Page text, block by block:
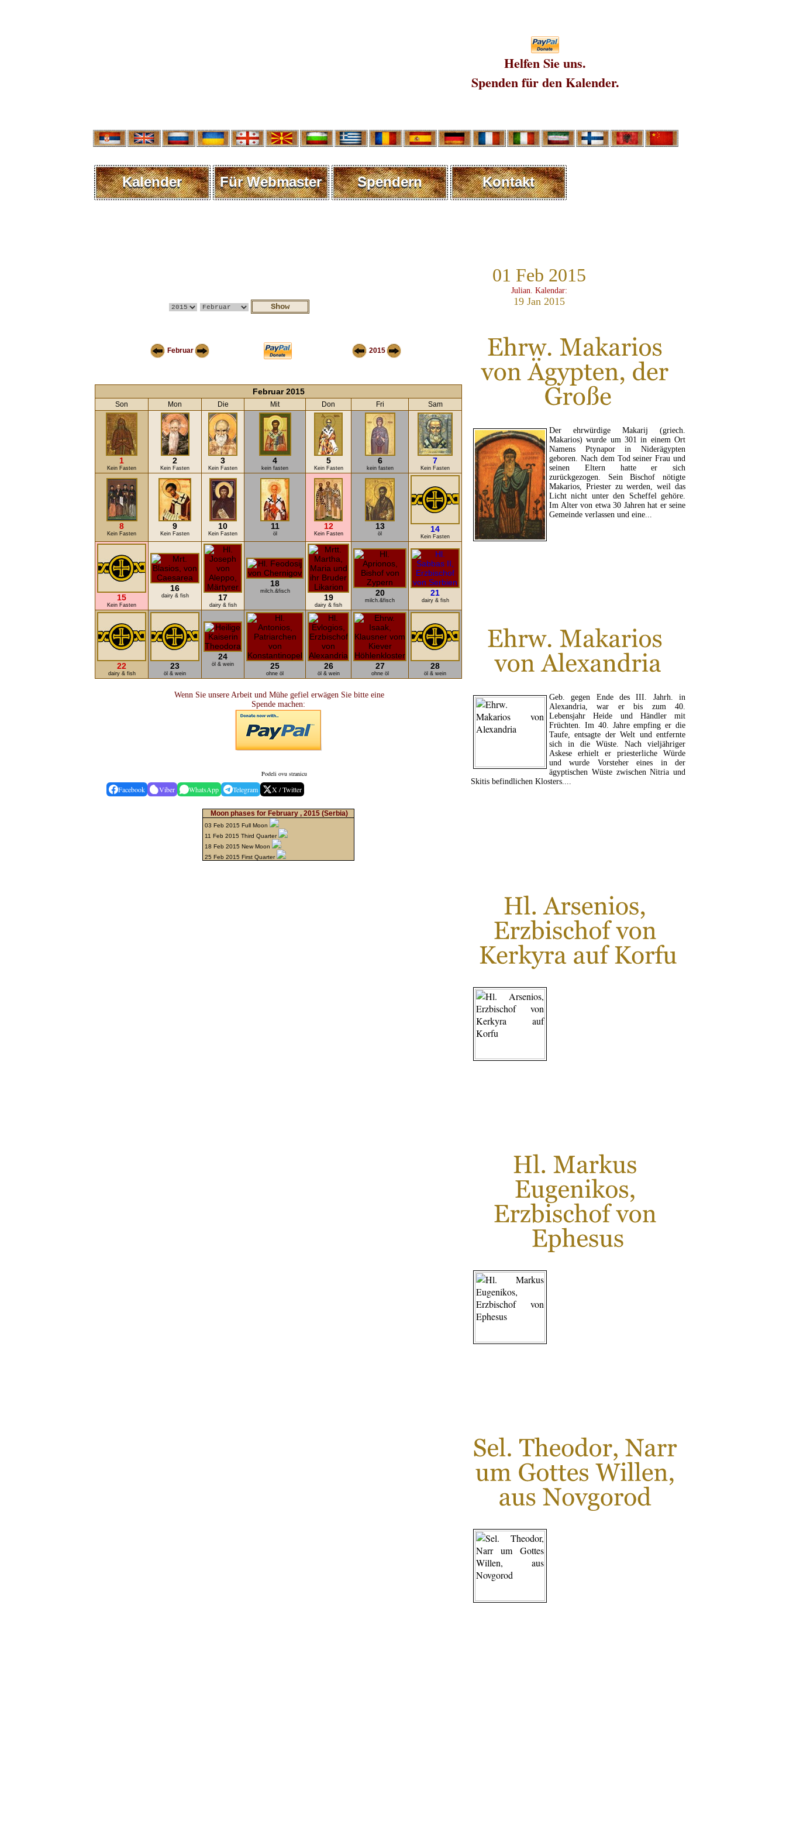
Helfen Sie uns.
Spenden für den Kalender.
Kalender Für Webmaster Spendern Kontakt
01 Feb 2015
Julian. Kalendar:
19 Jan 2015
Februar 2015
Der ehrwürdige Makarij (griech.
Makarios) wurde um 301 in einem Ort
Namens Ptynapor in Niderägypten
geboren. Nach dem Tod seiner Frau und
seinen Eltern hatte er sich
zurückgezogen. Sein Bischof nötigte
Makarios, Priester zu werden, weil das
Licht nicht unter den Scheffel gehöre.
Im Alter von etwa 30 Jahren hat er seine
Gemeinde verlassen und eine...
Geb. gegen Ende des III. Jahrh. in
Alexandria, war er bis zum 40.
Lebensjahr Heide und Händler mit
Früchten. Im 40. Jahre empfing er die
Taufe, entsagte der Welt und entfernte
sich in die Wüste. Nach vieljähriger
Askese erhielt er priesterliche Würde
und wurde Vorsteher eines in der
ägyptischen Wüste zwischen Nitria und
Skitis befindlichen Klosters....
Februar 2015
Son Mon Die Mit Don Fri Sam
1
Kein Fasten
2
Kein Fasten
3
Kein Fasten
4
kein fasten
5
Kein Fasten
6
kein fasten
7
Kein Fasten
8
Kein Fasten
9
Kein Fasten
10
Kein Fasten
11
öl
12
Kein Fasten
13
öl 14
Kein Fasten
15
Kein Fasten
16
dairy & fish 17
dairy & fish
18
milch.&fisch
19
dairy & fish
20
milch.&fisch
21
dairy & fish
22
dairy & fish
23
öl & wein
24
öl & wein 25
ohne öl
26
öl & wein
27
ohne öl
28
öl & wein
Wenn Sie unsere Arbeit und Mühe gefiel erwägen Sie bitte eine
Spende machen:
Podeli ovu stranicu
Facebook Viber WhatsApp Telegram X / Twitter
Moon phases for February , 2015 (Serbia)
03 Feb 2015 Full Moon
11 Feb 2015 Third Quarter
18 Feb 2015 New Moon
25 Feb 2015 First Quarter